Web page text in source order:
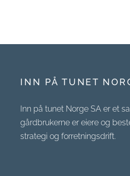
INN PÅ TUNET
Inn på tunet Norge SA er et
gårdbrukerne er eiere og
strategi og forretningsdrift.